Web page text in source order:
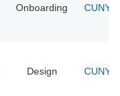
Onboarding CUNY
Design CUNY